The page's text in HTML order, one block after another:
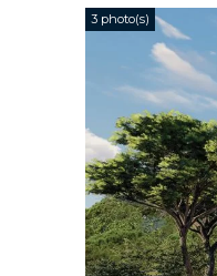
3 photo(s)